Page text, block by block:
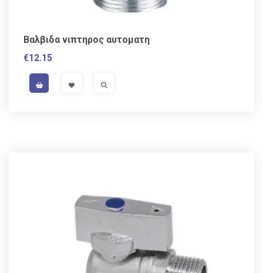
Βαλβιδα νιπτηρος αυτοματη
€12.15
VISIT LINKVISIT LINK